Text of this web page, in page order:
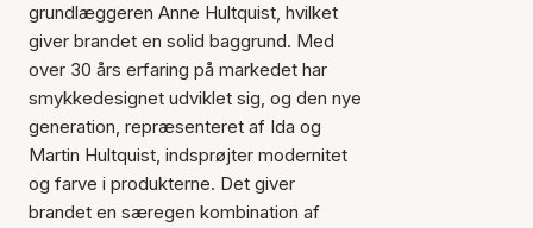
grundlæggeren Anne Hultquist, hvilket
giver brandet en solid baggrund. Med
over 30 års erfaring på markedet har
smykkedesignet udviklet sig, og den nye
generation, repræsenteret af Ida og
Martin Hultquist, indsprøjter modernitet
og farve i produkterne. Det giver
brandet en særegen kombination af